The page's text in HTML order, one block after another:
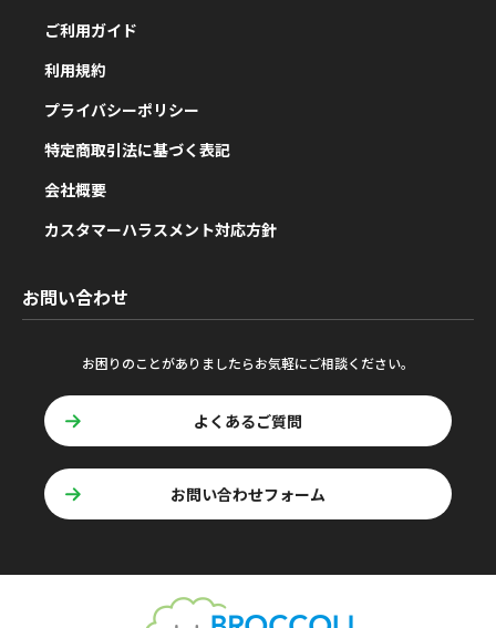
ご利用ガイド
利用規約
プライバシーポリシー
特定商取引法に基づく表記
会社概要
カスタマーハラスメント対応方針
お問い合わせ
お困りのことがありましたらお気軽にご相談ください。
よくあるご質問
お問い合わせフォーム